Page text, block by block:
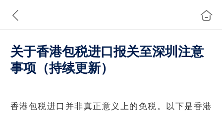
关于香港包税进口报关至深圳注意
事项（持续更新）
香港包税进口并非真正意义上的免税。以下是香港